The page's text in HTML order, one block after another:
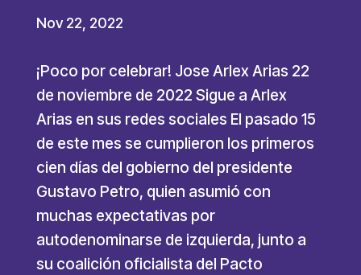
Nov 22, 2022
¡Poco por celebrar! Jose Arlex Arias 22
de noviembre de 2022 Sigue a Arlex
Arias en sus redes sociales El pasado 15
de este mes se cumplieron los primeros
cien días del gobierno del presidente
Gustavo Petro, quien asumió con
muchas expectativas por
autodenominarse de izquierda, junto a
su coalición oficialista del Pacto